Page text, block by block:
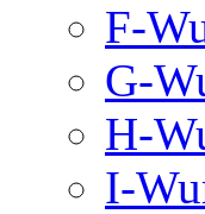
F-
G-
H-
I-